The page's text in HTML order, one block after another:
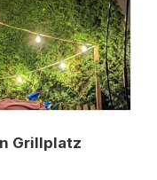
Grillplatz